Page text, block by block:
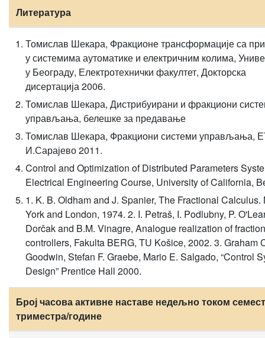
Литература
Томислав Шекара, Фракционе трансформације са
у системима аутоматике и електричним колима,
у Београду, Електротехнички факултет, Докторска
дисертација 2006.
Томислав Шекара, Дистрибуирани и фракциони
управљања, белешке за предавање
Томислав Шекара, Фракциони системи управљања,
И.Сарајево 2011.
Control and Optimization of Distributed Parameters
Electrical Engineering Course, University of California,
1. K. B. Oldham and J. Spanier, The Fractional Calculus.
York and London, 1974. 2. I. Petraš, I. Podlubny, P.
Dorčak and B.M. Vinagre, Analogue realization of
controllers, Fakulta BERG, TU Košice, 2002. 3. Graham
Goodwin, Stefan F. Graebe, Mario E. Salgado, “Control
Design” Prentice Hall 2000.
Број часова активне наставе недељно током
триместра/године